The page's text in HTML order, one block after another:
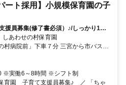
ート採用】小規模保育園の子
援員募集(修了書必須）♪/しっかり1時
得できるから、無理なく長く働ける環
切にしています♪/残業なし・持ち帰
できる体制◎/ネイル・髪色OK◎/有休
チームで子どもを育てる保育に共感で
あわせの村保育園
※実働6～8時間 ※シフト制
育園 子育て支援員募集♪ ／ 「ちゃ